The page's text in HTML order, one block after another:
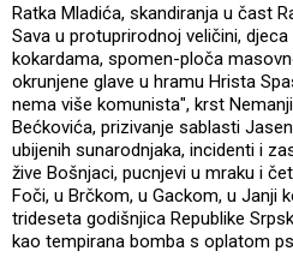
Ratka Mladića, skandiranja u čast
Sava u protuprirodnoj veličini,
kokardama, spomen-ploča
okrunjene glave u hramu Hrista
nema više komunista", krst
Bećkovića, prizivanje sablasti
ubijenih sunarodnjaka, incidenti i
žive Bošnjaci, pucnjevi u mraku i
Foči, u Brčkom, u Gackom, u Janji
trideseta godišnjica Republike
kao tempirana bomba s oplatom